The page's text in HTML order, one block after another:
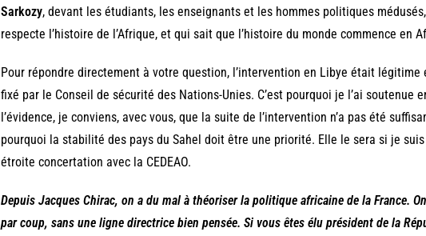
Sarkozy, devant les étudiants, les enseignants et les hommes politiques
respecte l’histoire de l’Afrique, et qui sait que l’histoire du monde commence en
Pour répondre directement à votre question, l’intervention en Libye était légitime
fixé par le Conseil de sécurité des Nations-Unies. C’est pourquoi je l’ai soutenue
l’évidence, je conviens, avec vous, que la suite de l’intervention n’a pas été
pourquoi la stabilité des pays du Sahel doit être une priorité. Elle le sera si je
étroite concertation avec la CEDEAO.
Depuis Jacques Chirac, on a du mal à théoriser la politique africaine de la France.
par coup, sans une ligne directrice bien pensée. Si vous êtes élu président de la